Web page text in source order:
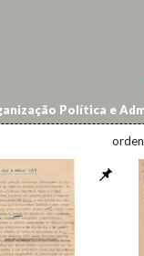
Política e